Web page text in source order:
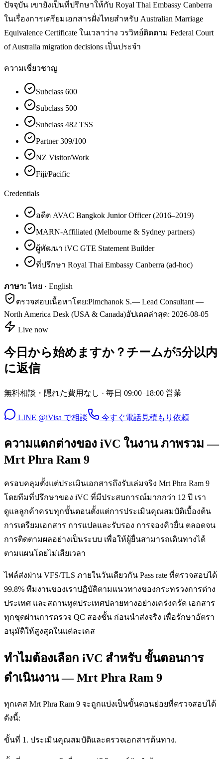
ปัจจุบัน เขายังเป็นที่ปรึกษาให้กับ Royal Thai Embassy Canberra
ในเรื่องการเตรียมเอกสารฝั่งไทยสำหรับ Australian Marriage
Equivalence Certificate ในเวลาว่าง วรวิทย์ติดตาม Federal Court
of Australia migration decisions เป็นประจำ
ความเชี่ยวชาญ
Subclass 600
Subclass 500
Subclass 482 TSS
Partner 309/100
NZ Visitor/Work
Fiji/Pacific
Credentials
อดีต AVAC Bangkok Junior Officer (2016–2019)
MARN-Affiliated (Melbourne & Sydney partners)
ผู้พัฒนา iVC GTE Statement Builder
ที่ปรึกษา Royal Thai Embassy Canberra (ad-hoc)
ภาษา: ไทย · English
ตรวจสอบเนื้อหาโดย:Pimchanok S.— Lead Consultant —
North America Desk (USA & Canada)อัปเดตล่าสุด: 2026-08-05
Live now
今日から始めますか？チームが5分以内
に返信
無料相談・隠れた費用なし · 毎日 09:00–18:00 営業
LINE @iVisa で相談 今すぐ電話見積もり依頼
ความแตกต่างของ iVC ในงาน ภาพรวม —
Mrt Phra Ram 9
ครอบคลุมตั้งแต่ประเมินเอกสารถึงรับเล่มจริง Mrt Phra Ram 9
โดยทีมที่ปรึกษาของ iVC ที่มีประสบการณ์มากกว่า 12 ปี เรา
ดูแลลูกค้าครบทุกขั้นตอนตั้งแต่การประเมินคุณสมบัติเบื้องต้น
การเตรียมเอกสาร การแปลและรับรอง การจองคิวยื่น ตลอดจน
การติดตามผลอย่างเป็นระบบ เพื่อให้ผู้ยื่นสามารถเดินทางได้
ตามแผนโดยไม่เสียเวลา
ไฟล์ส่งผ่าน VFS/TLS ภายในวันเดียวกัน Pass rate ที่ตรวจสอบได้
99.8% ทีมงานของเราปฏิบัติตามแนวทางของกระทรวงการต่าง
ประเทศ และสถานทูตประเทศปลายทางอย่างเคร่งครัด เอกสาร
ทุกชุดผ่านการตรวจ QC สองชั้น ก่อนนำส่งจริง เพื่อรักษาอัตรา
อนุมัติให้สูงสุดในแต่ละเคส
ทำไมต้องเลือก iVC สำหรับ ขั้นตอนการ
ดำเนินงาน — Mrt Phra Ram 9
ทุกเคส Mrt Phra Ram 9 จะถูกแบ่งเป็นขั้นตอนย่อยที่ตรวจสอบได้
ดังนี้:
ขั้นที่ 1. ประเมินคุณสมบัติและตรวจเอกสารต้นทาง.